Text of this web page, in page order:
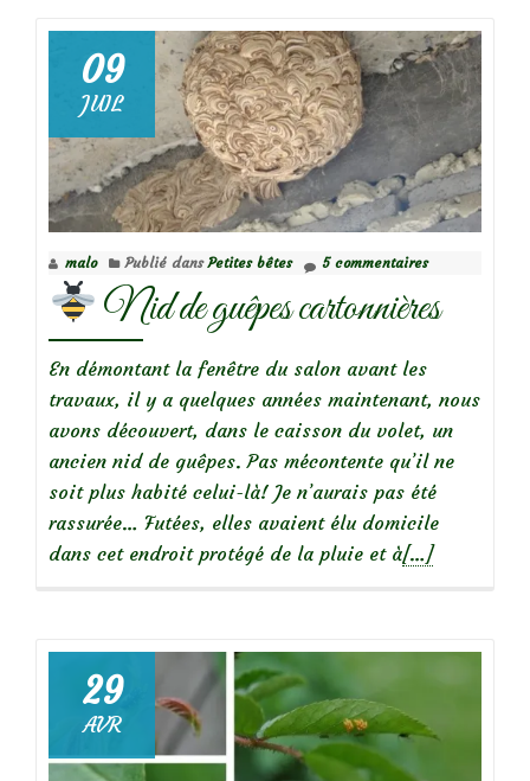
09
JUIL
malo Publié dansPetites bêtes 5 commentaires
Nid de guêpes cartonnières
En démontant la fenêtre du salon avant les
travaux, il y a quelques années maintenant, nous
avons découvert, dans le caisson du volet, un
ancien nid de guêpes. Pas mécontente qu’il ne
soit plus habité celui-là! Je n’aurais pas été
rassurée… Futées, elles avaient élu domicile
dans cet endroit protégé de la pluie et àEn
de
guêpes
[…]
29
AVR